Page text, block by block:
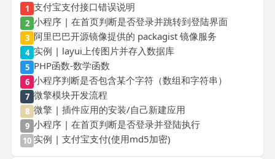
1 支付宝支付接口错误说明
2 小程序 | 在首页判断是否登录并跳转到登陆界面
3 阿里巴巴开源镜像提供的 packagist 镜像服务
4 实例 | layui上传图片并存入数据库
5 PHP函数-数学函数
6 小程序判断是否包含某个字符（数组和字符串）
7 微擎模块开发流程
8 微擎 | 插件应用的安装/自己新建应用
9 小程序 | 在首页判断是否登录并登陆执行
10 实例 | 支付宝支付(使用md5加密)